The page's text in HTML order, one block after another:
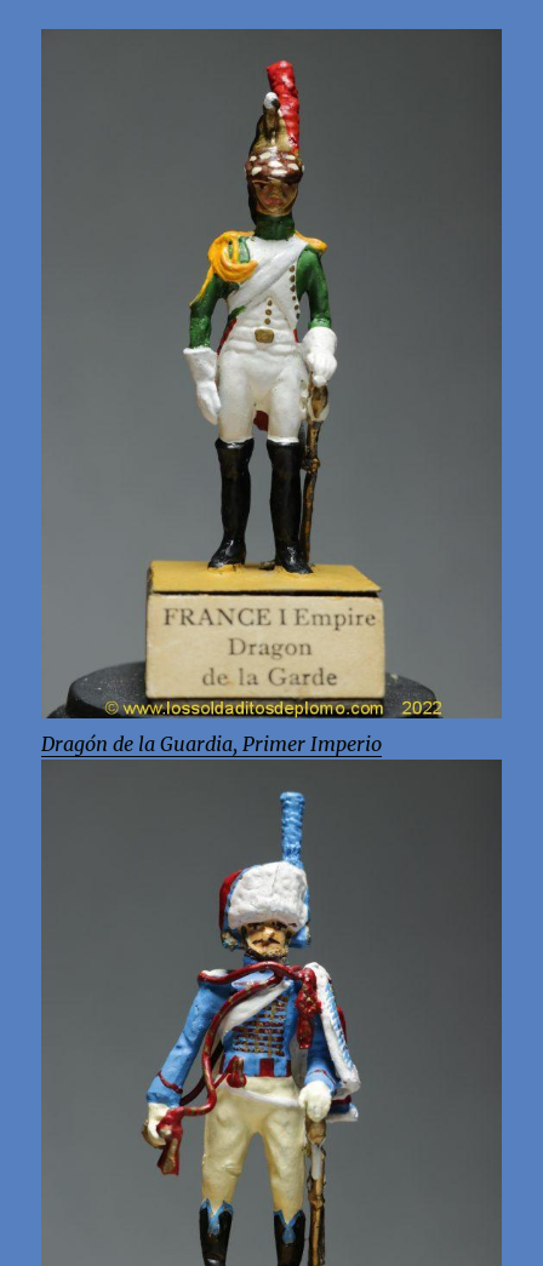
Dragón de la Guardia, Primer Imperio